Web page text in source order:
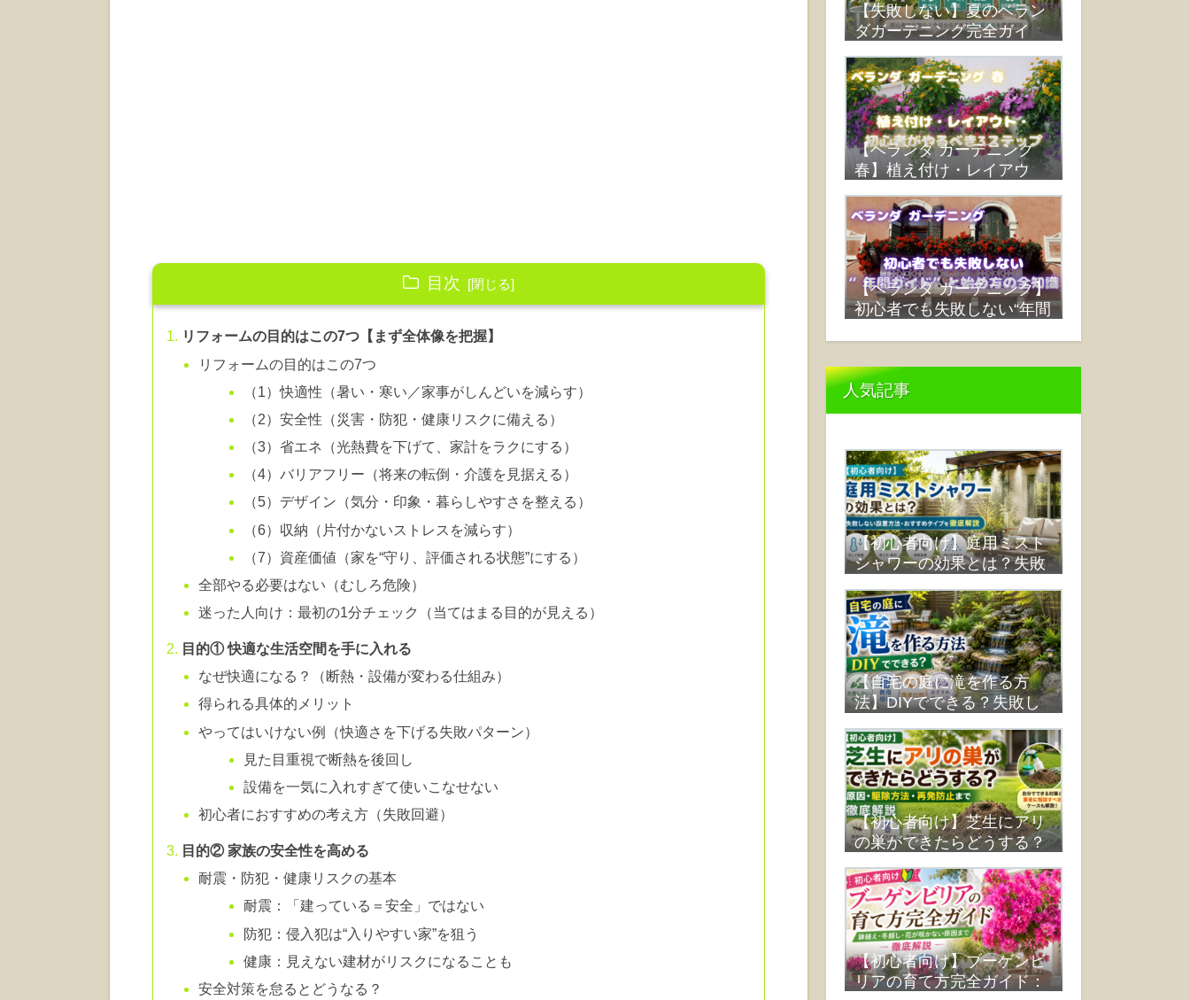
目次
リフォームの目的はこの7つ【まず全体像を把握】
リフォームの目的はこの7つ
（1）快適性（暑い・寒い／家事がしんどいを減らす）
（2）安全性（災害・防犯・健康リスクに備える）
（3）省エネ（光熱費を下げて、家計をラクにする）
（4）バリアフリー（将来の転倒・介護を見据える）
（5）デザイン（気分・印象・暮らしやすさを整える）
（6）収納（片付かないストレスを減らす）
（7）資産価値（家を“守り、評価される状態”にする）
全部やる必要はない（むしろ危険）
迷った人向け：最初の1分チェック（当てはまる目的が見える）
目的① 快適な生活空間を手に入れる
なぜ快適になる？（断熱・設備が変わる仕組み）
得られる具体的メリット
やってはいけない例（快適さを下げる失敗パターン）
見た目重視で断熱を後回し
設備を一気に入れすぎて使いこなせない
初心者におすすめの考え方（失敗回避）
目的② 家族の安全性を高める
耐震・防犯・健康リスクの基本
耐震：「建っている＝安全」ではない
防犯：侵入犯は“入りやすい家”を狙う
健康：見えない建材がリスクになることも
安全対策を怠るとどうなる？
【失敗しない】夏のベラン
ダガーデニング完全ガイ
策・おすすめ植物まで解説
【ベランダ ガーデニング
春】植え付け・レイアウ
ト・初心者がやるべき3ス
テップ
【ベランダ ガーデニング】
初心者でも失敗しない“年間
人気記事
【初心者向け】庭用ミスト
シャワーの効果とは？失敗
タイプを徹底解説
【自宅の庭に滝を作る方
法】DIYでできる？失敗し
較まで解説
【初心者向け】芝生にアリ
の巣ができたらどうする？
まで徹底解説
【初心者向け】ブーゲンビ
リアの育て方完全ガイド：